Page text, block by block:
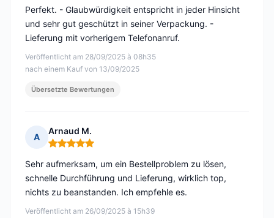
Veröffentlicht am 28/09/2025 à 08h35
nach einem Kauf von 13/09/2025
Perfekt. - Glaubwürdigkeit entspricht in jeder Hinsicht
und sehr gut geschützt in seiner Verpackung. -
Lieferung mit vorherigem Telefonanruf.
Übersetzte Bewertungen
A
Arnaud M.
Hinweis: 5 von 5
Veröffentlicht am 26/09/2025 à 15h39
Sehr aufmerksam, um ein Bestellproblem zu lösen,
schnelle Durchführung und Lieferung, wirklich top,
nichts zu beanstanden. Ich empfehle es.